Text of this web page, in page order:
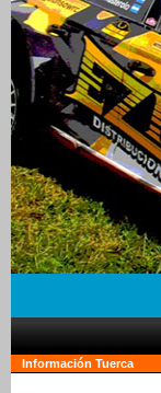
Información Tuerca